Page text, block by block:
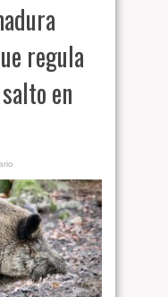
regula
en